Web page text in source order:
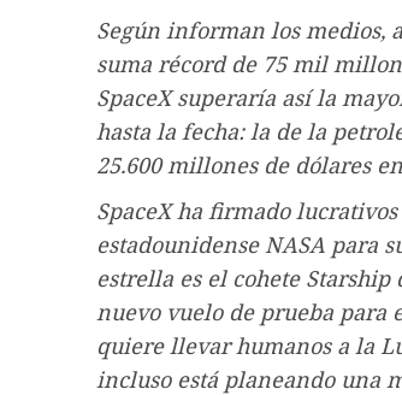
Según informan los medios,
suma récord de 75 mil
SpaceX superaría así la
hasta la fecha: la de la
25.600 millones de dólares
SpaceX ha firmado
estadounidense NASA para
estrella es el cohete
nuevo vuelo de prueba para
quiere llevar humanos a la
incluso está planeando una